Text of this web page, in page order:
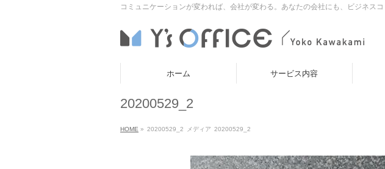
コミュニケーションが変われば、会社が変わる。あなたの会社にも、ビジネス
ホーム サービス内容
20200529_2
HOME » 20200529_2 メディア 20200529_2